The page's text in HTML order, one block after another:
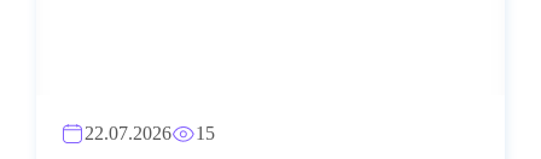
22.07.2026 15